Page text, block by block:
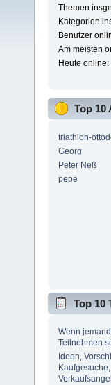
Themen
Kategorien
Benutzer
Am meisten
Heute online:
Top 10
triathlon-
Georg
Peter Neß
pepe
Top 10
Wenn
Teilnehmen
Ideen,
Kaufgesuche,